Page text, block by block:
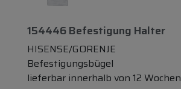
154446 Befestigung Halter
HISENSE/GORENJE
Befestigungsbügel
lieferbar innerhalb von 12 Wochen